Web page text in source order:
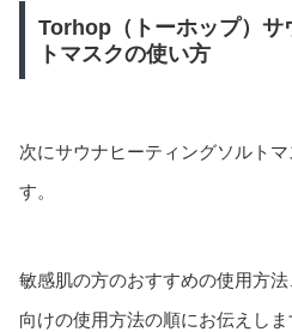
Torhop（トーホップ）サ
トマスクの使い方
次にサウナヒーティングソルト
す。
敏感肌の方のおすすめの使用方
向けの使用方法の順にお伝えしま